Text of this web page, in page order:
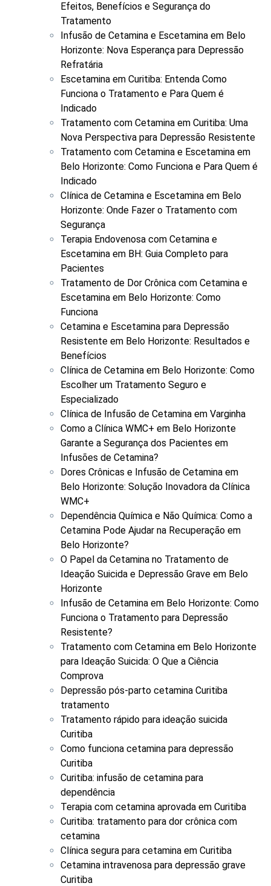
Efeitos, Benefícios e Segurança do
Tratamento
Infusão de Cetamina e Escetamina em Belo
Horizonte: Nova Esperança para Depressão
Refratária
Escetamina em Curitiba: Entenda Como
Funciona o Tratamento e Para Quem é
Indicado
Tratamento com Cetamina em Curitiba: Uma
Nova Perspectiva para Depressão Resistente
Tratamento com Cetamina e Escetamina em
Belo Horizonte: Como Funciona e Para Quem é
Indicado
Clínica de Cetamina e Escetamina em Belo
Horizonte: Onde Fazer o Tratamento com
Segurança
Terapia Endovenosa com Cetamina e
Escetamina em BH: Guia Completo para
Pacientes
Tratamento de Dor Crônica com Cetamina e
Escetamina em Belo Horizonte: Como
Funciona
Cetamina e Escetamina para Depressão
Resistente em Belo Horizonte: Resultados e
Benefícios
Clínica de Cetamina em Belo Horizonte: Como
Escolher um Tratamento Seguro e
Especializado
Clínica de Infusão de Cetamina em Varginha
Como a Clínica WMC+ em Belo Horizonte
Garante a Segurança dos Pacientes em
Infusões de Cetamina?
Dores Crônicas e Infusão de Cetamina em
Belo Horizonte: Solução Inovadora da Clínica
WMC+
Dependência Química e Não Química: Como a
Cetamina Pode Ajudar na Recuperação em
Belo Horizonte?
O Papel da Cetamina no Tratamento de
Ideação Suicida e Depressão Grave em Belo
Horizonte
Infusão de Cetamina em Belo Horizonte: Como
Funciona o Tratamento para Depressão
Resistente?
Tratamento com Cetamina em Belo Horizonte
para Ideação Suicida: O Que a Ciência
Comprova
Depressão pós-parto cetamina Curitiba
tratamento
Tratamento rápido para ideação suicida
Curitiba
Como funciona cetamina para depressão
Curitiba
Curitiba: infusão de cetamina para
dependência
Terapia com cetamina aprovada em Curitiba
Curitiba: tratamento para dor crônica com
cetamina
Clínica segura para cetamina em Curitiba
Cetamina intravenosa para depressão grave
Curitiba